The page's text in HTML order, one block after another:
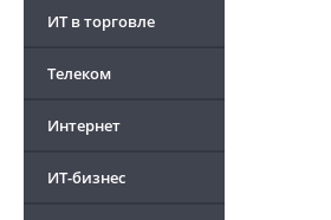
ИТ в торговле
Телеком
Интернет
ИТ-бизнес